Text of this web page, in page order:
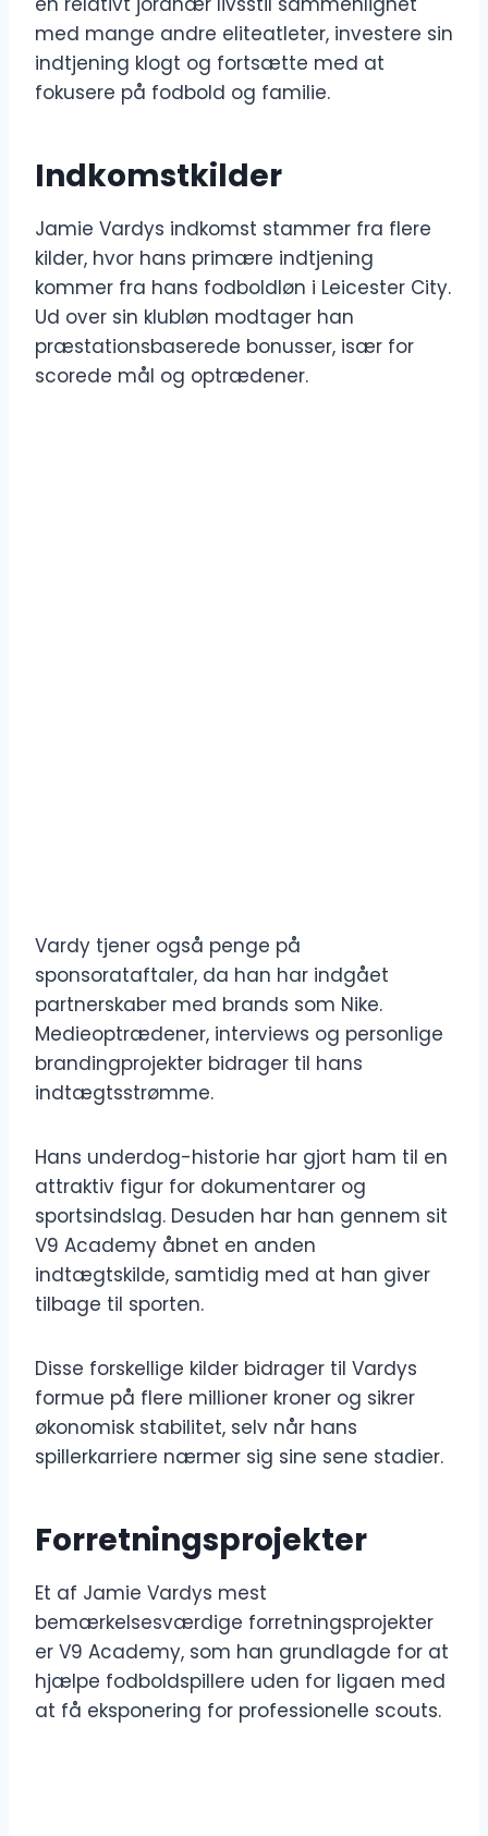
med mange andre eliteatleter, investere sin
indtjening klogt og fortsætte med at
fokusere på fodbold og familie.
Indkomstkilder
Jamie Vardys indkomst stammer fra flere
kilder, hvor hans primære indtjening
kommer fra hans fodboldløn i Leicester City.
Ud over sin klubløn modtager han
præstationsbaserede bonusser, især for
scorede mål og optrædener.
Vardy tjener også penge på
sponsorataftaler, da han har indgået
partnerskaber med brands som Nike.
Medieoptrædener, interviews og personlige
brandingprojekter bidrager til hans
indtægtsstrømme.
Hans underdog-historie har gjort ham til en
attraktiv figur for dokumentarer og
sportsindslag. Desuden har han gennem sit
V9 Academy åbnet en anden
indtægtskilde, samtidig med at han giver
tilbage til sporten.
Disse forskellige kilder bidrager til Vardys
formue på flere millioner kroner og sikrer
økonomisk stabilitet, selv når hans
spillerkarriere nærmer sig sine sene stadier.
Forretningsprojekter
Et af Jamie Vardys mest
bemærkelsesværdige forretningsprojekter
er V9 Academy, som han grundlagde for at
hjælpe fodboldspillere uden for ligaen med
at få eksponering for professionelle scouts.